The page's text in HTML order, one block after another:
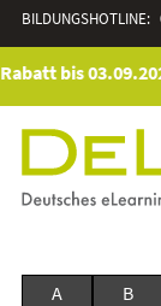
BILDUNGSHOTLINE:
bis
A B